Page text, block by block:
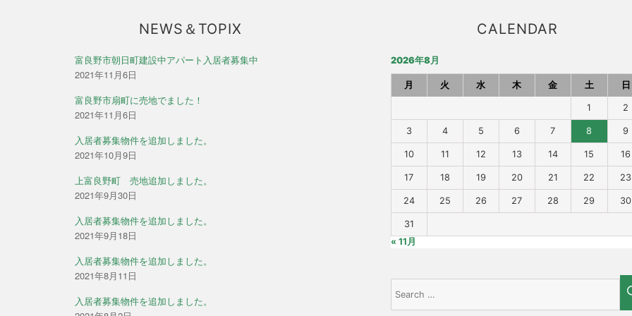
NEWS＆TOPIX
富良野市朝日町建設中アパート入居者募集中
2021年11月6日
富良野市扇町に売地でました！
2021年11月6日
入居者募集物件を追加しました。
2021年10月9日
上富良野町 売地追加しました。
2021年9月30日
入居者募集物件を追加しました。
2021年9月18日
入居者募集物件を追加しました。
2021年8月11日
入居者募集物件を追加しました。
CALENDAR
2026年8月
月 火 水 木 金 土 日
1 2
3 4 5 6 7 8 9
10 11 12 13 14 15 16
17 18 19 20 21 22 23
24 25 26 27 28 29 30
31
« 11月
Search
for: